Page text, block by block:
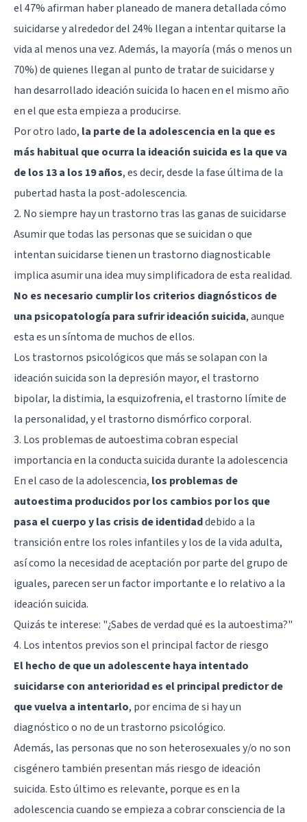
el 47% afirman haber planeado de manera detallada cómo
suicidarse y alrededor del 24% llegan a intentar quitarse la
vida al menos una vez. Además, la mayoría (más o menos un
70%) de quienes llegan al punto de tratar de suicidarse y
han desarrollado ideación suicida lo hacen en el mismo año
en el que esta empieza a producirse.
Por otro lado, la parte de la adolescencia en la que es
más habitual que ocurra la ideación suicida es la que va
de los 13 a los 19 años, es decir, desde la fase última de la
pubertad hasta la post-adolescencia.
2. No siempre hay un trastorno tras las ganas de suicidarse
Asumir que todas las personas que se suicidan o que
intentan suicidarse tienen un trastorno diagnosticable
implica asumir una idea muy simplificadora de esta realidad.
No es necesario cumplir los criterios diagnósticos de
una psicopatología para sufrir ideación suicida, aunque
esta es un síntoma de muchos de ellos.
Los trastornos psicológicos que más se solapan con la
ideación suicida son ladepresión mayor, el trastorno
bipolar, la distimia, la esquizofrenia, el trastorno límite de
la personalidad, y el trastorno dismórfico corporal.
3. Los problemas de autoestima cobran especial
importancia en la conducta suicida durante la adolescencia
En el caso de la adolescencia, los problemas de
autoestima producidos por los cambios por los que
pasa el cuerpo y las crisis de identidaddebido a la
transición entre los roles infantiles y los de la vida adulta,
así como la necesidad de aceptación por parte del grupo de
iguales, parecen ser un factor importante e lo relativo a la
ideación suicida.
Quizás te interese: "¿Sabes de verdad qué es la autoestima?"
4. Los intentos previos son el principal factor de riesgo
El hecho de que un adolescente haya intentado
suicidarse con anterioridad es el principal predictor de
que vuelva a intentarlo, por encima de si hay un
diagnóstico o no de un trastorno psicológico.
Además, las personas que no son heterosexuales y/o no son
cisgénero también presentan más riesgo de ideación
suicida. Esto último es relevante, porque es en la
adolescencia cuando se empieza a cobrar consciencia de la